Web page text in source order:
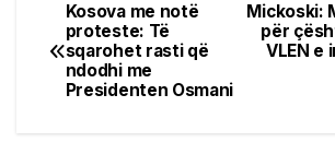
Post
navigation
Mickoski:
për
VLEN
Kosova me notë
proteste: Të
sqarohet rasti që
ndodhi me
Presidenten Osmani